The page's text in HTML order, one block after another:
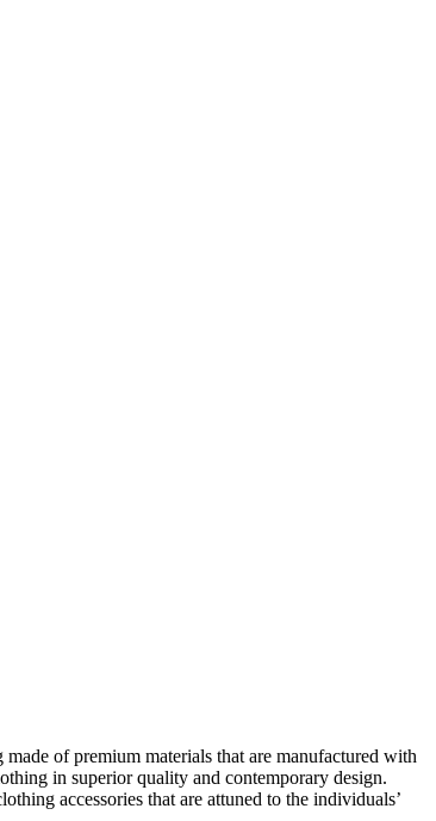
of premium materials that are manufactured with
in superior quality and contemporary design.
accessories that are attuned to the individuals’